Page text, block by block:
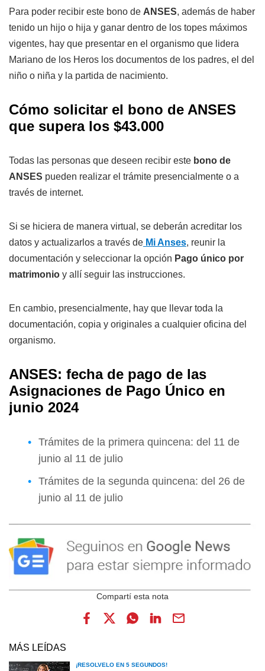
Para poder recibir este bono de ANSES, además de haber
tenido un hijo o hija y ganar dentro de los topes máximos
vigentes, hay que presentar en el organismo que lidera
Mariano de los Heros los documentos de los padres, el del
niño o niña y la partida de nacimiento.
Cómo solicitar el bono de ANSES
que supera los $43.000
Todas las personas que deseen recibir este bono de
ANSES pueden realizar el trámite presencialmente o a
través de internet.
Si se hiciera de manera virtual, se deberán acreditar los
datos y actualizarlos a través de Mi Anses, reunir la
documentación y seleccionar la opción Pago único por
matrimonio y allí seguir las instrucciones.
En cambio, presencialmente, hay que llevar toda la
documentación, copia y originales a cualquier oficina del
organismo.
ANSES: fecha de pago de las
Asignaciones de Pago Único en
junio 2024
Trámites de la primera quincena: del 11 de
junio al 11 de julio
Trámites de la segunda quincena: del 26 de
junio al 11 de julio
MÁS LEÍDAS
¡RESOLVELO EN 5 SEGUNDOS!